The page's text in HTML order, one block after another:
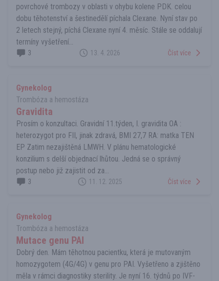
povrchové trombozy v oblasti v ohybu kolene PDK. celou
dobu těhotenství a šestinedělí píchala Clexane. Nyní stav po
2 letech stejný, píchá Clexane nyní 4. měsíc. Stále se oddalují
termíny vyšetření...
3 13. 4. 2026 Číst více
Gynekolog
Trombóza a hemostáza
Gravidita
Prosím o konzultaci. Gravidní 11.týden, I. gravidita OA :
heterozygot pro FII, jinak zdravá, BMI 27,7 RA: matka TEN
EP Zatim nezajištěná LMWH. V plánu hematologické
konzilium s delší objednací lhůtou. Jedná se o správný
postup nebo již zajistit od za...
3 11. 12. 2025 Číst více
Gynekolog
Trombóza a hemostáza
Mutace genu PAI
Dobrý den. Mám těhotnou pacientku, která je mutovaným
homozygotem (4G/4G) v genu pro PAI. Vyšetřeno a zjištěno
měla v rámci diagnostiky sterility. Je nyní 16. týdnů po IVF-